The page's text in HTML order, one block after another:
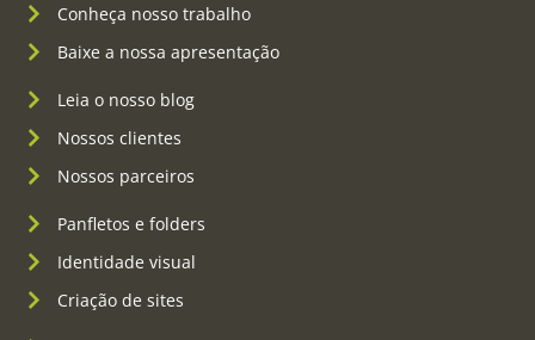
Conheça nosso trabalho
Baixe a nossa apresentação
Leia o nosso blog
Nossos clientes
Nossos parceiros
Panfletos e folders
Identidade visual
Criação de sites